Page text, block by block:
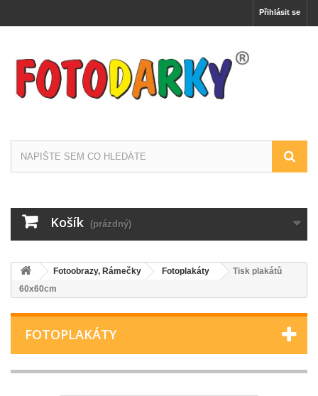
Přihlásit se
Košík (prázdný)
Fotoobrazy, Rámečky Fotoplakáty
Tisk plakátů
60x60cm
FOTOPLAKÁTY